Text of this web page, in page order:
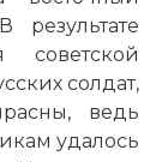
советской
солдат,
ведь
удалось